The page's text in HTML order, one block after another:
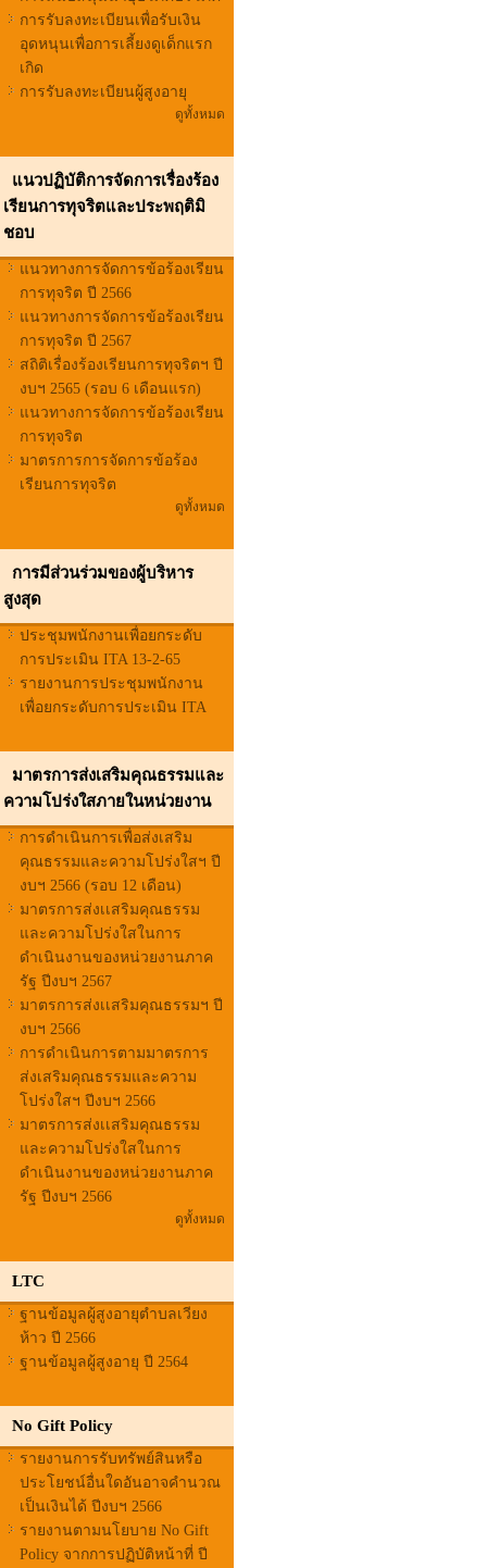
การรับลงทะเบียนเพื่อรับเงิน
อุดหนุนเพื่อการเลี้ยงดูเด็กแรก
เกิด
การรับลงทะเบียนผู้สูงอายุ
ดูทั้งหมด
แนวปฏิบัติการจัดการเรื่องร้อง
เรียนการทุจริตและประพฤติมิ
ชอบ
แนวทางการจัดการข้อร้องเรียน
การทุจริต ปี 2566
แนวทางการจัดการข้อร้องเรียน
การทุจริต ปี 2567
สถิติเรื่องร้องเรียนการทุจริตฯ ปี
งบฯ 2565 (รอบ 6 เดือนแรก)
แนวทางการจัดการข้อร้องเรียน
การทุจริต
มาตรการการจัดการข้อร้อง
เรียนการทุจริต
ดูทั้งหมด
การมีส่วนร่วมของผู้บริหาร
สูงสุด
ประชุมพนักงานเพื่อยกระดับ
การประเมิน ITA 13-2-65
รายงานการประชุมพนักงาน
เพื่อยกระดับการประเมิน ITA
มาตรการส่งเสริมคุณธรรมและ
ความโปร่งใสภายในหน่วยงาน
การดำเนินการเพื่อส่งเสริม
คุณธรรมและความโปร่งใสฯ ปี
งบฯ 2566 (รอบ 12 เดือน)
มาตรการส่งเเสริมคุณธรรม
และความโปร่งใสในการ
ดำเนินงานของหน่วยงานภาค
รัฐ ปีงบฯ 2567
มาตรการส่งเเสริมคุณธรรมฯ ปี
งบฯ 2566
การดำเนินการตามมาตรการ
ส่งเสริมคุณธรรมและความ
โปร่งใสฯ ปีงบฯ 2566
มาตรการส่งเเสริมคุณธรรม
และความโปร่งใสในการ
ดำเนินงานของหน่วยงานภาค
รัฐ ปีงบฯ 2566
ดูทั้งหมด
LTC
ฐานข้อมูลผู้สูงอายุตำบลเวียง
ห้าว ปี 2566
ฐานข้อมูลผู้สูงอายุ ปี 2564
No Gift Policy
รายงานการรับทรัพย์สินหรือ
ประโยชน์อื่นใดอันอาจคำนวณ
เป็นเงินได้ ปีงบฯ 2566
รายงานตามนโยบาย No Gift
Policy จากการปฏิบัติหน้าที่ ปี